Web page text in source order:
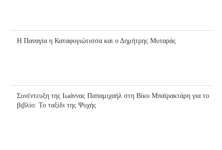
Η Παναγία η Καταφυγιώτισσα και ο Δημήτρης Μυταράς
Συνέντευξη της Ιωάννας Παπαμιχαήλ στη Βίκυ Μπαϊρακτάρη για το
βιβλίο: Το ταξίδι της Ψυχής